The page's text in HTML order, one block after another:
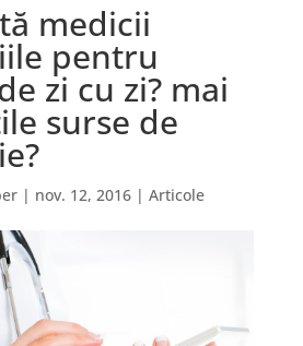
medicii
pentru
zi cu zi? mai
surse de
| nov. 12, 2016| Articole